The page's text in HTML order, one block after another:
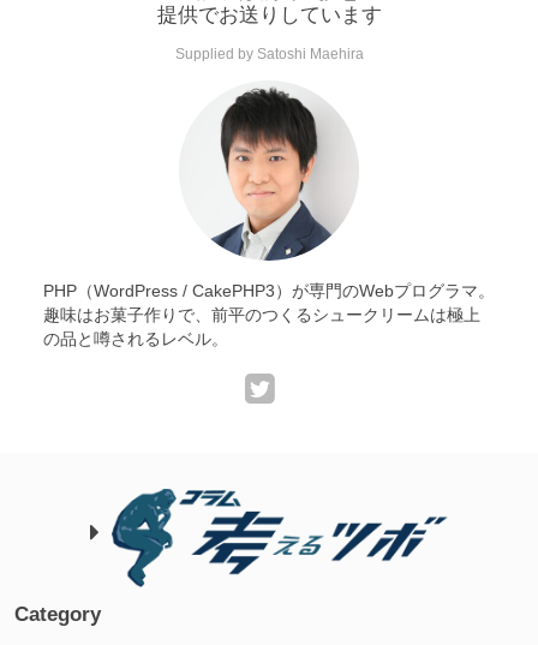
提供でお送りしています
Supplied by Satoshi Maehira
PHP（WordPress / CakePHP3）が専門のWebプログラマ。
趣味はお菓子作りで、前平のつくるシュークリームは極上
の品と噂されるレベル。
Category